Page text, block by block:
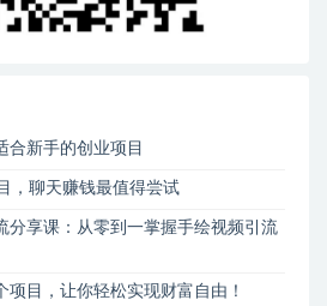
合新手的创业项目
，聊天赚钱最值得尝试
分享课：从零到一掌握手绘视频引流
项目，让你轻松实现财富自由！